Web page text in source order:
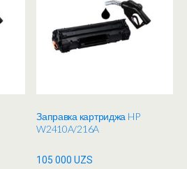
Заправка картриджа HP
W2410A/216A
105 000UZS